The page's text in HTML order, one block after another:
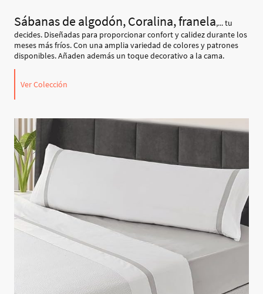
Sábanas de algodón, Coralina, franela,... tu
decides. Diseñadas para proporcionar confort y calidez durante los
meses más fríos. Con una amplia variedad de colores y patrones
disponibles. Añaden además un toque decorativo a la cama.
Ver Colección